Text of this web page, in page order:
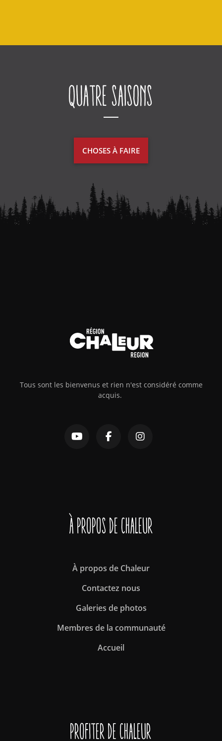
Quatre saisons
CHOSES À FAIRE
Tous sont les bienvenus et rien n'est considéré comme
acquis.
À propos de Chaleur
À propos de Chaleur
Contactez nous
Galeries de photos
Membres de la communauté
Accueil
Profiter de Chaleur